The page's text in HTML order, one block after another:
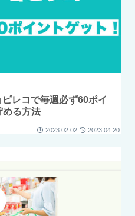
ピレコで毎週必ず60ポイ
める方法
2023.02.02 2023.04.20